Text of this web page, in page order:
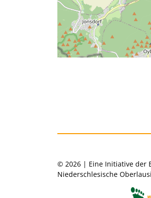
© 2026 | Eine Initiative der
Niederschlesische